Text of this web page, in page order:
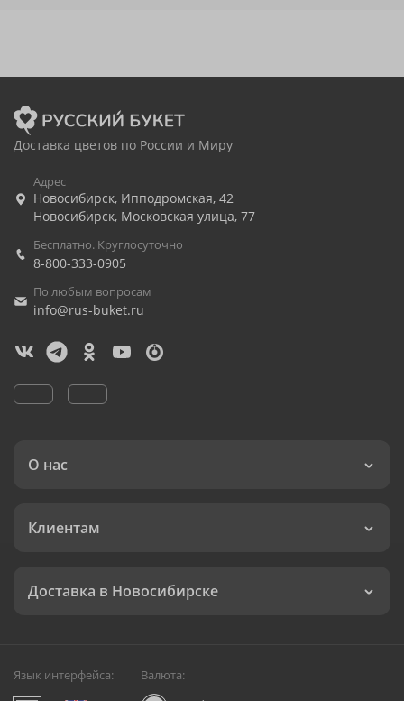
Доставка цветов по России и Миру
Адрес
Новосибирск, Ипподромская, 42
Новосибирск, Московская улица, 77
Бесплатно. Круглосуточно
8-800-333-0905
По любым вопросам
info@rus-buket.ru
О нас
Клиентам
Доставка в Новосибирске
Язык интерфейса: Валюта: